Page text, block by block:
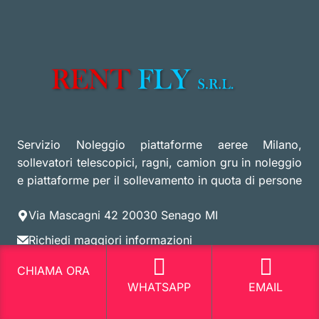
Servizio Noleggio piattaforme aeree Milano,
sollevatori telescopici, ragni, camion gru in noleggio
e piattaforme per il sollevamento in quota di persone
Via Mascagni 42 20030 Senago MI
Richiedi maggiori informazioni
3807420599
CHIAMA ORA
WHATSAPP
EMAIL